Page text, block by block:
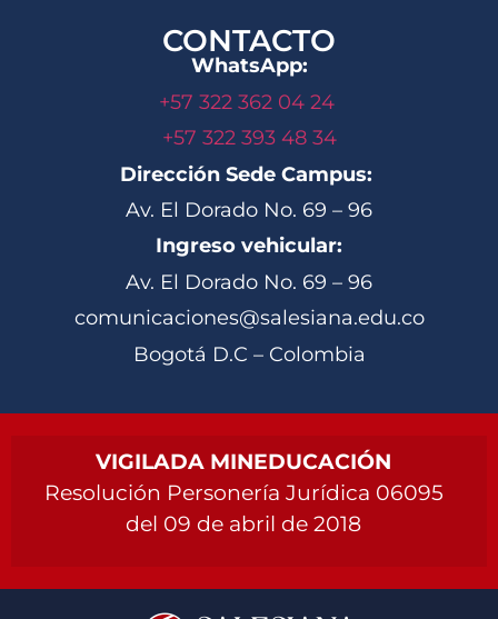
CONTACTO
WhatsApp:
+57 322 362 04 24
+57 322 393 48 34
Dirección Sede Campus:
Av. El Dorado No. 69 – 96
Ingreso vehicular:
Av. El Dorado No. 69 – 96
comunicaciones@salesiana.edu.co
Bogotá D.C – Colombia
VIGILADA MINEDUCACIÓN
Resolución Personería Jurídica 06095
del 09 de abril de 2018